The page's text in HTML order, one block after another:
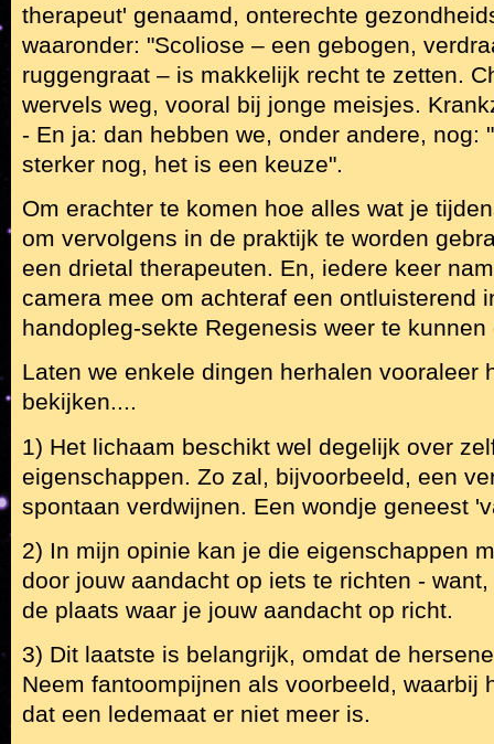
therapeut' genaamd, onterechte
waaronder: "Scoliose – een gebogen,
ruggengraat – is makkelijk recht te zetten.
wervels weg, vooral bij jonge meisjes.
- En ja: dan hebben we, onder andere, nog:
sterker nog, het is een keuze".
Om erachter te komen hoe alles wat je
om vervolgens in de praktijk te worden
een drietal therapeuten. En, iedere keer
camera mee om achteraf een ontluisterend
handopleg-sekte Regenesis weer te
Laten we enkele dingen herhalen vooraleer
bekijken....
1) Het lichaam beschikt wel degelijk over
eigenschappen. Zo zal, bijvoorbeeld, een
spontaan verdwijnen. Een wondje geneest
2) In mijn opinie kan je die eigenschappen
door jouw aandacht op iets te richten -
de plaats waar je jouw aandacht op richt.
3) Dit laatste is belangrijk, omdat de
Neem fantoompijnen als voorbeeld, waarbij
dat een ledemaat er niet meer is.